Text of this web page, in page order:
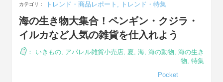
カテゴリ： トレンド・商品レポート , トレンド・特集
海の生き物大集合！ペンギン・クジラ・
イルカなど人気の雑貨を仕入れよう
： いきもの, アパレル雑貨小売店, 夏, 海, 海の動物, 海の生き
物, 特集
Pocket